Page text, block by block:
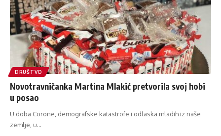
DRUŠTVO
Novotravničanka Martina Mlakić pretvorila svoj hobi
u posao
U doba Corone, demografske katastrofe i odlaska mladih iz naše
zemlje, u…